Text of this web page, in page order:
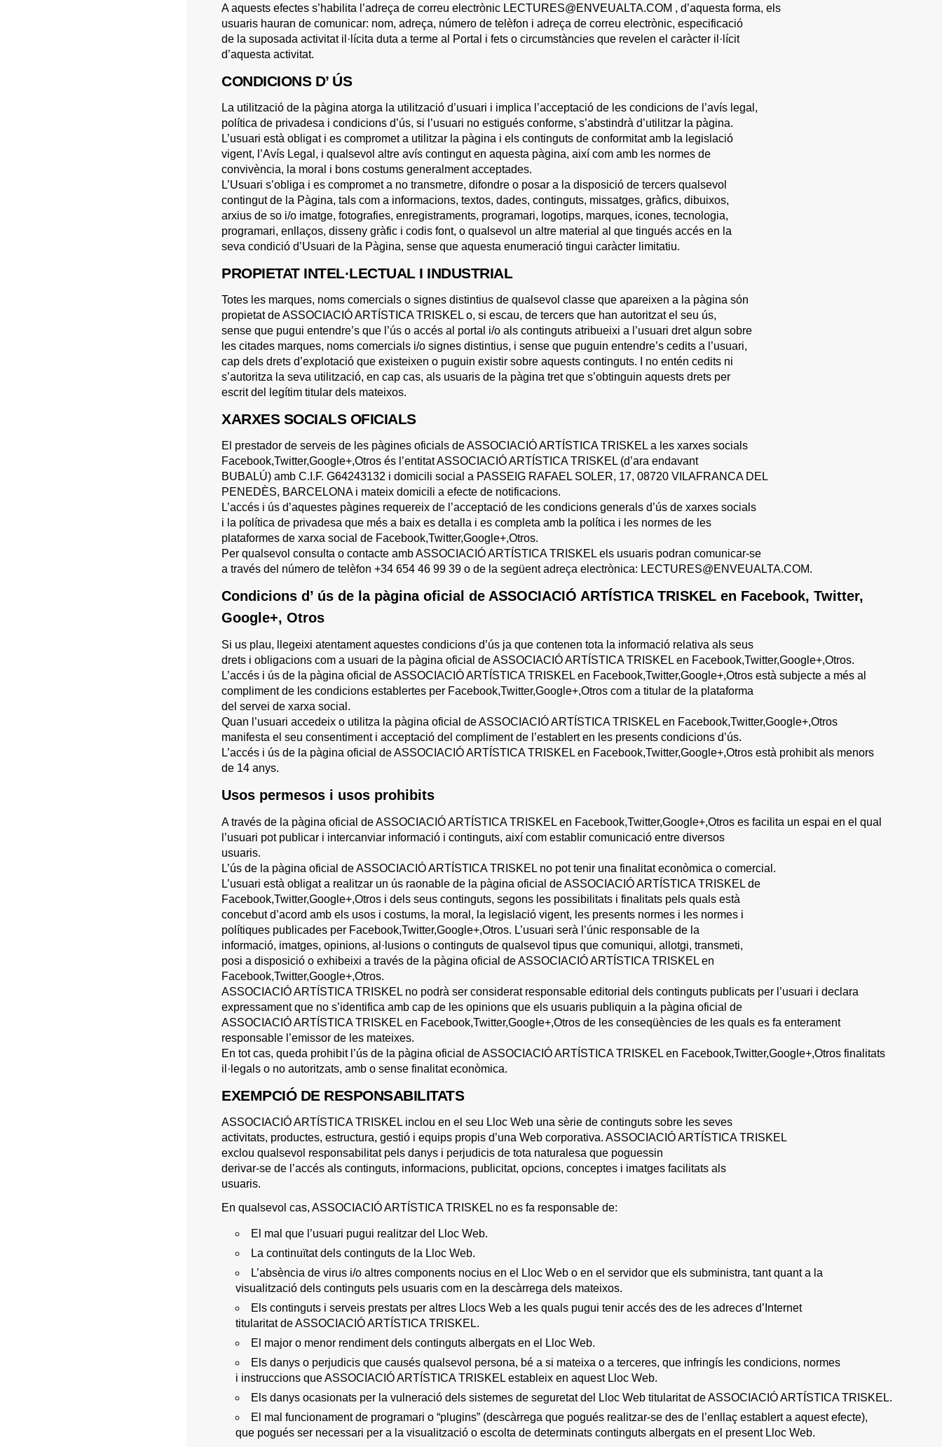
A aquests efectes s’habilita l’adreça de correu electrònic LECTURES@ENVEUALTA.COM , d’aquesta forma, els
usuaris hauran de comunicar: nom, adreça, número de telèfon i adreça de correu electrònic, especificació
de la suposada activitat il·lícita duta a terme al Portal i fets o circumstàncies que revelen el caràcter il·lícit
d’aquesta activitat.
CONDICIONS D’ ÚS
La utilització de la pàgina atorga la utilització d’usuari i implica l’acceptació de les condicions de l’avís legal,
política de privadesa i condicions d’ús, si l’usuari no estigués conforme, s’abstindrà d’utilitzar la pàgina.
L’usuari està obligat i es compromet a utilitzar la pàgina i els continguts de conformitat amb la legislació
vigent, l’Avís Legal, i qualsevol altre avís contingut en aquesta pàgina, així com amb les normes de
convivència, la moral i bons costums generalment acceptades.
L’Usuari s’obliga i es compromet a no transmetre, difondre o posar a la disposició de tercers qualsevol
contingut de la Pàgina, tals com a informacions, textos, dades, continguts, missatges, gràfics, dibuixos,
arxius de so i/o imatge, fotografies, enregistraments, programari, logotips, marques, icones, tecnologia,
programari, enllaços, disseny gràfic i codis font, o qualsevol un altre material al que tingués accés en la
seva condició d’Usuari de la Pàgina, sense que aquesta enumeració tingui caràcter limitatiu.
PROPIETAT INTEL·LECTUAL I INDUSTRIAL
Totes les marques, noms comercials o signes distintius de qualsevol classe que apareixen a la pàgina són
propietat de ASSOCIACIÓ ARTÍSTICA TRISKEL o, si escau, de tercers que han autoritzat el seu ús,
sense que pugui entendre’s que l’ús o accés al portal i/o als continguts atribueixi a l’usuari dret algun sobre
les citades marques, noms comercials i/o signes distintius, i sense que puguin entendre’s cedits a l’usuari,
cap dels drets d’explotació que existeixen o puguin existir sobre aquests continguts. I no entén cedits ni
s’autoritza la seva utilització, en cap cas, als usuaris de la pàgina tret que s’obtinguin aquests drets per
escrit del legítim titular dels mateixos.
XARXES SOCIALS OFICIALS
El prestador de serveis de les pàgines oficials de ASSOCIACIÓ ARTÍSTICA TRISKEL a les xarxes socials
Facebook,Twitter,Google+,Otros és l’entitat ASSOCIACIÓ ARTÍSTICA TRISKEL (d’ara endavant
BUBALÚ) amb C.I.F. G64243132 i domicili social a PASSEIG RAFAEL SOLER, 17, 08720 VILAFRANCA DEL
PENEDÈS, BARCELONA i mateix domicili a efecte de notificacions.
L’accés i ús d’aquestes pàgines requereix de l’acceptació de les condicions generals d’ús de xarxes socials
i la política de privadesa que més a baix es detalla i es completa amb la política i les normes de les
plataformes de xarxa social de Facebook,Twitter,Google+,Otros.
Per qualsevol consulta o contacte amb ASSOCIACIÓ ARTÍSTICA TRISKEL els usuaris podran comunicar-se
a través del número de telèfon +34 654 46 99 39 o de la següent adreça electrònica: LECTURES@ENVEUALTA.COM.
Condicions d’ ús de la pàgina oficial de ASSOCIACIÓ ARTÍSTICA TRISKEL en Facebook, Twitter,
Google+, Otros
Si us plau, llegeixi atentament aquestes condicions d’ús ja que contenen tota la informació relativa als seus
drets i obligacions com a usuari de la pàgina oficial de ASSOCIACIÓ ARTÍSTICA TRISKEL en Facebook,Twitter,Google+,Otros.
L’accés i ús de la pàgina oficial de ASSOCIACIÓ ARTÍSTICA TRISKEL en Facebook,Twitter,Google+,Otros està subjecte a més al
compliment de les condicions establertes per Facebook,Twitter,Google+,Otros com a titular de la plataforma
del servei de xarxa social.
Quan l’usuari accedeix o utilitza la pàgina oficial de ASSOCIACIÓ ARTÍSTICA TRISKEL en Facebook,Twitter,Google+,Otros
manifesta el seu consentiment i acceptació del compliment de l’establert en les presents condicions d’ús.
L’accés i ús de la pàgina oficial de ASSOCIACIÓ ARTÍSTICA TRISKEL en Facebook,Twitter,Google+,Otros està prohibit als menors
de 14 anys.
Usos permesos i usos prohibits
A través de la pàgina oficial de ASSOCIACIÓ ARTÍSTICA TRISKEL en Facebook,Twitter,Google+,Otros es facilita un espai en el qual
l’usuari pot publicar i intercanviar informació i continguts, així com establir comunicació entre diversos
usuaris.
L’ús de la pàgina oficial de ASSOCIACIÓ ARTÍSTICA TRISKEL no pot tenir una finalitat econòmica o comercial.
L’usuari està obligat a realitzar un ús raonable de la pàgina oficial de ASSOCIACIÓ ARTÍSTICA TRISKEL de
Facebook,Twitter,Google+,Otros i dels seus continguts, segons les possibilitats i finalitats pels quals està
concebut d’acord amb els usos i costums, la moral, la legislació vigent, les presents normes i les normes i
polítiques publicades per Facebook,Twitter,Google+,Otros. L’usuari serà l’únic responsable de la
informació, imatges, opinions, al·lusions o continguts de qualsevol tipus que comuniqui, allotgi, transmeti,
posi a disposició o exhibeixi a través de la pàgina oficial de ASSOCIACIÓ ARTÍSTICA TRISKEL en
Facebook,Twitter,Google+,Otros.
ASSOCIACIÓ ARTÍSTICA TRISKEL no podrà ser considerat responsable editorial dels continguts publicats per l’usuari i declara
expressament que no s’identifica amb cap de les opinions que els usuaris publiquin a la pàgina oficial de
ASSOCIACIÓ ARTÍSTICA TRISKEL en Facebook,Twitter,Google+,Otros de les conseqüències de les quals es fa enterament
responsable l’emissor de les mateixes.
En tot cas, queda prohibit l’ús de la pàgina oficial de ASSOCIACIÓ ARTÍSTICA TRISKEL en Facebook,Twitter,Google+,Otros finalitats
il·legals o no autoritzats, amb o sense finalitat econòmica.
EXEMPCIÓ DE RESPONSABILITATS
ASSOCIACIÓ ARTÍSTICA TRISKEL inclou en el seu Lloc Web una sèrie de continguts sobre les seves
activitats, productes, estructura, gestió i equips propis d’una Web corporativa. ASSOCIACIÓ ARTÍSTICA TRISKEL
exclou qualsevol responsabilitat pels danys i perjudicis de tota naturalesa que poguessin
derivar-se de l’accés als continguts, informacions, publicitat, opcions, conceptes i imatges facilitats als
usuaris.
En qualsevol cas, ASSOCIACIÓ ARTÍSTICA TRISKEL no es fa responsable de:
El mal que l’usuari pugui realitzar del Lloc Web.
La continuïtat dels continguts de la Lloc Web.
L’absència de virus i/o altres components nocius en el Lloc Web o en el servidor que els subministra, tant quant a la
visualització dels continguts pels usuaris com en la descàrrega dels mateixos.
Els continguts i serveis prestats per altres Llocs Web a les quals pugui tenir accés des de les adreces d’Internet
titularitat de ASSOCIACIÓ ARTÍSTICA TRISKEL.
El major o menor rendiment dels continguts albergats en el Lloc Web.
Els danys o perjudicis que causés qualsevol persona, bé a si mateixa o a terceres, que infringís les condicions, normes
i instruccions que ASSOCIACIÓ ARTÍSTICA TRISKEL estableix en aquest Lloc Web.
Els danys ocasionats per la vulneració dels sistemes de seguretat del Lloc Web titularitat de ASSOCIACIÓ ARTÍSTICA TRISKEL.
El mal funcionament de programari o “plugins” (descàrrega que pogués realitzar-se des de l’enllaç establert a aquest efecte),
que pogués ser necessari per a la visualització o escolta de determinats continguts albergats en el present Lloc Web.